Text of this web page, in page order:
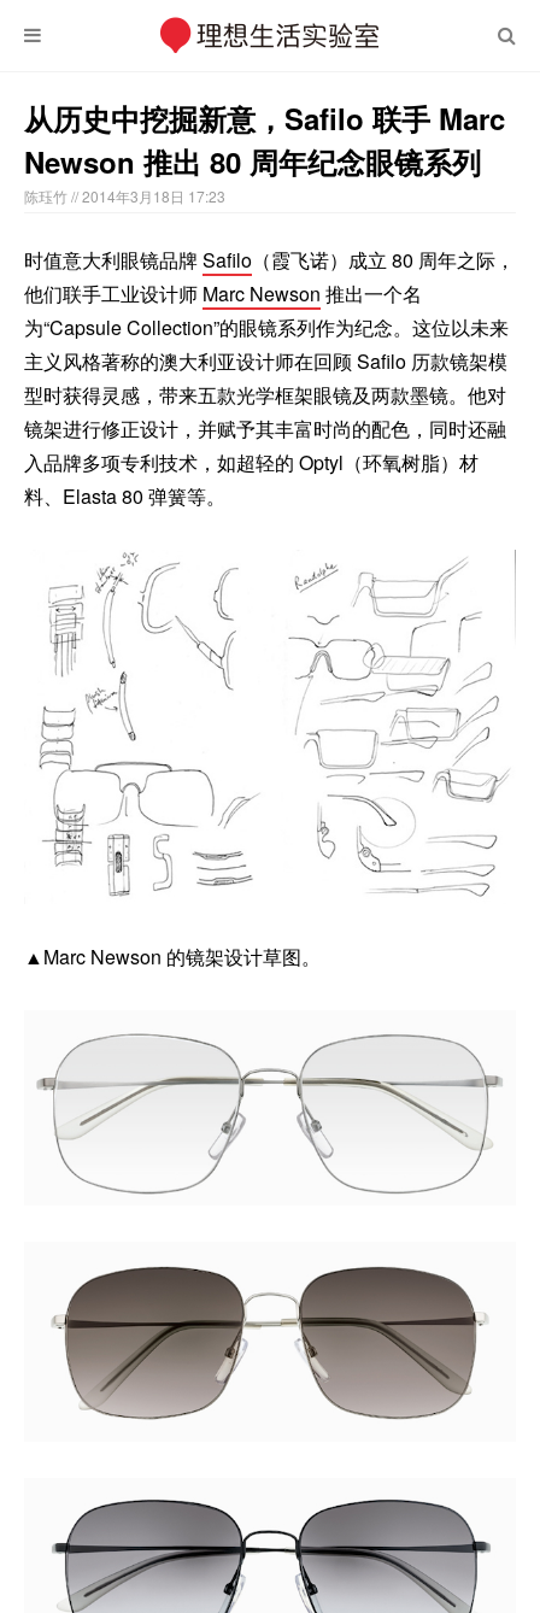
从历史中挖掘新意，Safilo 联手 Marc
Newson 推出 80 周年纪念眼镜系列
陈珏竹// 2014年3月18日 17:23
时值意大利眼镜品牌Safilo （霞飞诺）成立 80 周年之际，
他们联手工业设计师 Marc Newson 推出一个名
为“Capsule Collection”的眼镜系列作为纪念。这位以未来
主义风格著称的澳大利亚设计师在回顾 Safilo 历款镜架模
型时获得灵感，带来五款光学框架眼镜及两款墨镜。他对
镜架进行修正设计，并赋予其丰富时尚的配色，同时还融
入品牌多项专利技术，如超轻的 Optyl（环氧树脂）材
料、Elasta 80 弹簧等。
▲Marc Newson 的镜架设计草图。